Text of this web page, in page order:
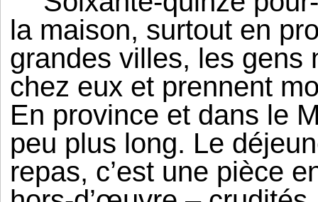
la maison, surtout en
grandes villes, les gens
chez eux et prennent
En province et dans le
peu plus long. Le
repas, c’est une pièce